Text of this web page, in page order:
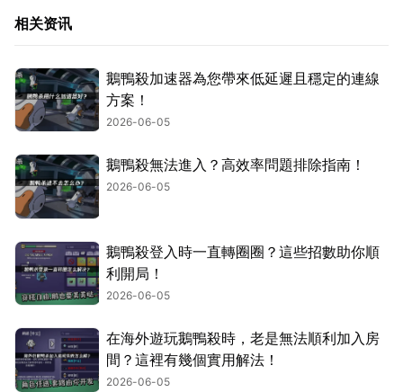
相关资讯
鵝鴨殺加速器為您帶來低延遲且穩定的連線
方案！
2026-06-05
鵝鴨殺無法進入？高效率問題排除指南！
2026-06-05
鵝鴨殺登入時一直轉圈圈？這些招數助你順
利開局！
2026-06-05
在海外遊玩鵝鴨殺時，老是無法順利加入房
間？這裡有幾個實用解法！
2026-06-05